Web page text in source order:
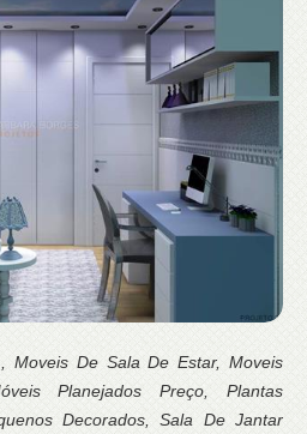
, Moveis De Sala De Estar, Moveis
Planejados Preço, Plantas
Decorados, Sala De Jantar